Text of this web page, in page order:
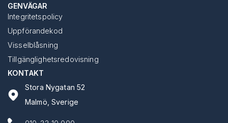
GENVÄGAR
Integritetspolicy
Uppförandekod
Visselblåsning
Tillgänglighetsredovisning
KONTAKT
Stora Nygatan 52
Malmö, Sverige